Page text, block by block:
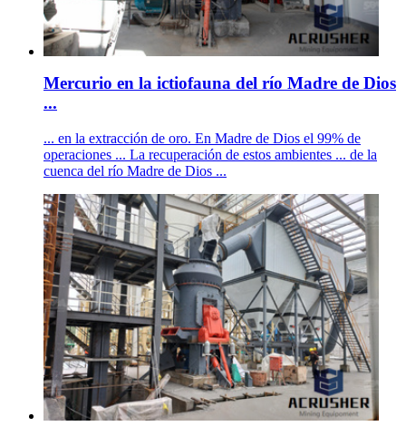
Mercurio en la ictiofauna del río Madre de Dios
...
... en la extracción de oro. En Madre de Dios el 99% de
operaciones ... La recuperación de estos ambientes ... de la
cuenca del río Madre de Dios ...